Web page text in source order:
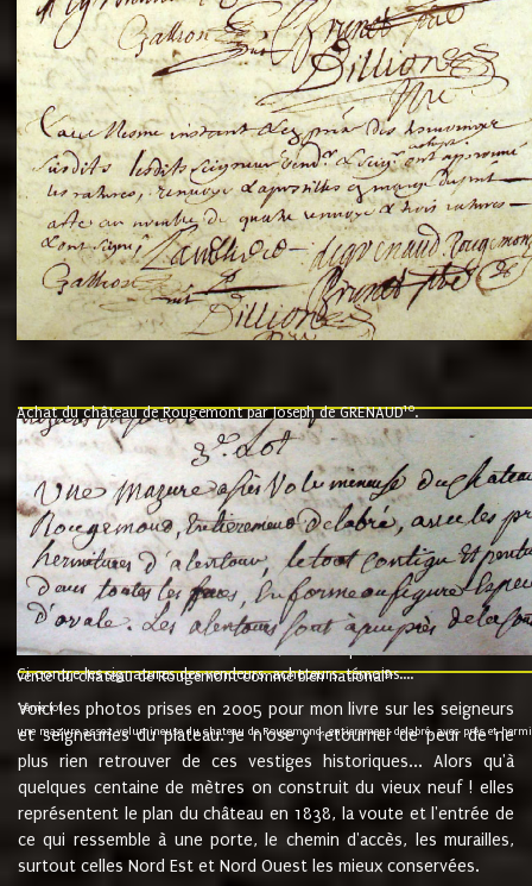
Achat du château de Rougemont par Joseph de GRENAUD10.
"l'an mil six cent soixante treze le ving neuvième jour du mois de
nommé fut présent Messire Claude Guillaume de Moyriat chevalier baron
vend, purement simplement et irrevocablement a monseigneur monsieur
et chavannes conseiller du roy au parlement de Bourgogne, present et
que le dit seigneur Baron de la Vellière a sur ses hommes, indivisables et
de la Velliere tout ainsi et comme le dit seigneur Baron et ses
présent......"
suivent les rentes, donation des terriers, etc... au prix de 880 livre louis
Ci contre les signatures des vendeurs, acheteurs, témoins....
vente du château de Rougemont comme bien national9.
"3ème lot
une mazure assez volumineuse du chateau de Rougemond, entierement delabré, avec près et
Voici les photos prises en 2005 pour mon livre sur les seigneurs
et seigneuries du plateau. Je n'ose y retourner de peur de ne
plus rien retrouver de ces vestiges historiques... Alors qu'à
quelques centaine de mètres on construit du vieux neuf ! elles
représentent le plan du château en 1838, la voute et l'entrée de
ce qui ressemble à une porte, le chemin d'accès, les murailles,
surtout celles Nord Est et Nord Ouest les mieux conservées.